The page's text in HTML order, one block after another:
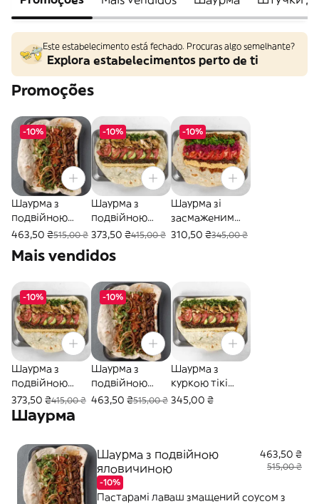
Este estabelecimento está fechado. Procuras algo semelhante?
Explora estabelecimentos perto de ti
Promoções
-10%
Шаурма з
подвійною
яловичиною
463,50 ₴515,00 ₴
-10%
Шаурма з
подвійною
куркою тікі
373,50 ₴415,00 ₴
-10%
Шаурма зі
засмаженим
сиром
310,50 ₴345,00 ₴
Mais vendidos
-10%
Шаурма з
подвійною
куркою тікі
масала
373,50 ₴415,00 ₴
-10%
Шаурма з
подвійною
яловичиною
463,50 ₴515,00 ₴
Шаурма з
куркою тікі
масала
345,00 ₴
Шаурма
Шаурма з подвійною
яловичиною
-10%
463,50 ₴
515,00 ₴
Пастарамі лаваш змащений соусом з